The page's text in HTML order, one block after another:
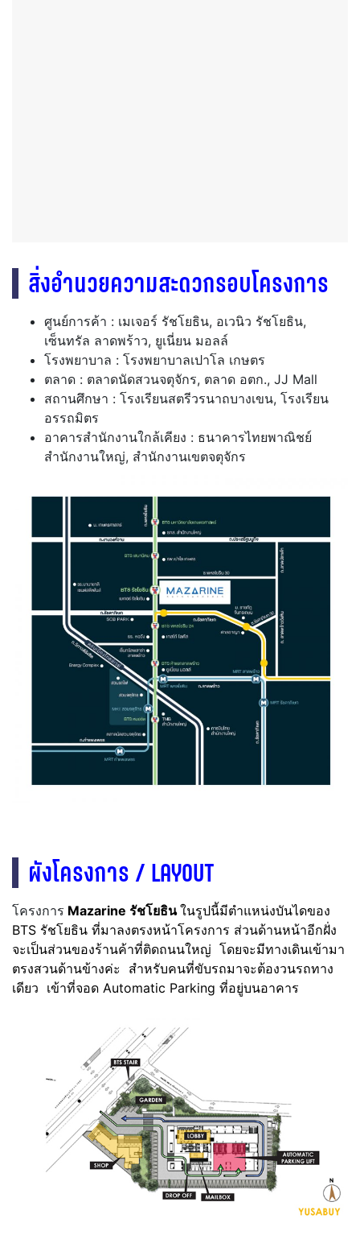
สิ่งอำนวยความสะดวกรอบโครงการ
ศูนย์การค้า : เมเจอร์ รัชโยธิน, อเวนิว รัชโยธิน,
เซ็นทรัล ลาดพร้าว, ยูเนี่ยน มอลล์
โรงพยาบาล : โรงพยาบาลเปาโล เกษตร
ตลาด : ตลาดนัดสวนจตุจักร, ตลาด อตก., JJ Mall
สถานศึกษา : โรงเรียนสตรีวรนาถบางเขน, โรงเรียน
อรรถมิตร
อาคารสำนักงานใกล้เคียง : ธนาคารไทยพาณิชย์
สำนักงานใหญ่, สำนักงานเขตจตุจักร
ผังโครงการ / LAYOUT
โครงการ Mazarine รัชโยธินในรูปนี้มีตำแหน่งบันไดของ
BTS รัชโยธิน ที่มาลงตรงหน้าโครงการ ส่วนด้านหน้าอีกฝั่ง
จะเป็นส่วนของร้านค้าที่ติดถนนใหญ่ โดยจะมีทางเดินเข้ามา
ตรงสวนด้านข้างค่ะ สำหรับคนที่ขับรถมาจะต้องวนรถทาง
เดียว เข้าที่จอด Automatic Parking ที่อยู่บนอาคาร